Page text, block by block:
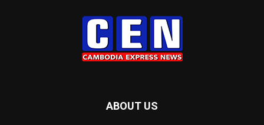
ABOUT US